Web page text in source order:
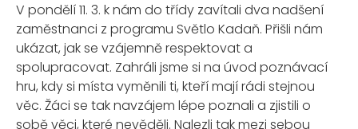
V pondělí 11. 3. k nám do třídy zavítali dva nadšení
zaměstnanci z programu Světlo Kadaň. Přišli nám
ukázat, jak se vzájemně respektovat a
spolupracovat. Zahráli jsme si na úvod poznávací
hru, kdy si místa vyměnili ti, kteří mají rádi stejnou
věc. Žáci se tak navzájem lépe poznali a zjistili o
sobě věci, které nevěděli. Nalezli tak mezi sebou